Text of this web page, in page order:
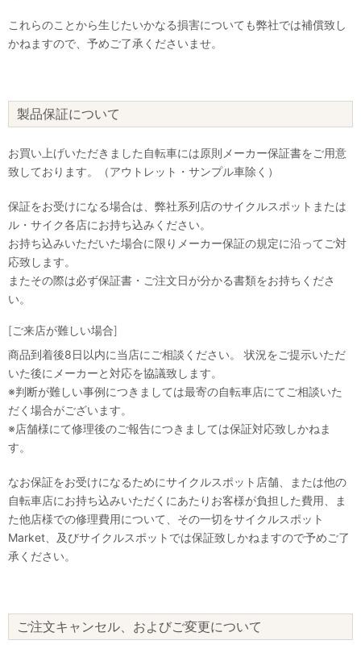
これらのことから生じたいかなる損害についても弊社では補償致し
かねますので、予めご了承くださいませ。
製品保証について
お買い上げいただきました自転車には原則メーカー保証書をご用意
致しております。（アウトレット・サンプル車除く）
保証をお受けになる場合は、弊社系列店のサイクルスポットまたは
ル・サイク各店にお持ち込みください。
お持ち込みいただいた場合に限りメーカー保証の規定に沿ってご対
応致します。
またその際は必ず保証書・ご注文日が分かる書類をお持ちくださ
い。
[ご来店が難しい場合]
商品到着後8日以内に当店にご相談ください。 状況をご提示いただ
いた後にメーカーと対応を協議致します。
※判断が難しい事例につきましては最寄の自転車店にてご相談いた
だく場合がございます。
※店舗様にて修理後のご報告につきましては保証対応致しかねま
す。
なお保証をお受けになるためにサイクルスポット店舗、または他の
自転車店にお持ち込みいただくにあたりお客様が負担した費用、ま
た他店様での修理費用について、その一切をサイクルスポット
Market、及びサイクルスポットでは保証致しかねますので予めご了
承ください。
ご注文キャンセル、およびご変更について